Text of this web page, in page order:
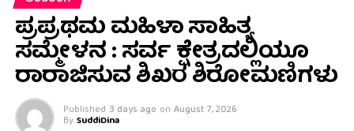
ಪ್ರಪ್ರಥಮ ಮಹಿಳಾ ಸಾಹಿತ್ಯ
ಸಮ್ಮೇಳನ : ಸರ್ವ ಕ್ಷೇತ್ರದಲ್ಲಿಯೂ
ರಾರಾಜಿಸುವ ಶಿಖರ ಶಿರೋಮಣಿಗಳು
Published 3 days ago on August 7, 2026
By SuddiDina